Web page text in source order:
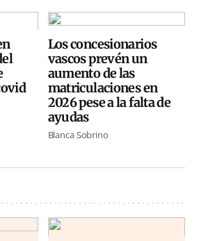
Los concesionarios
vascos prevén un
aumento de las
matriculaciones en
2026 pese a la falta de
ayudas
Blanca Sobrino